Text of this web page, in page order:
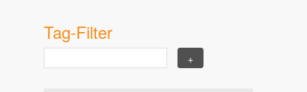
Tag-Filter